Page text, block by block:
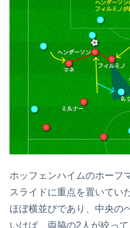
ホッフェンハイムのホーフ
スライドに重点を置いてい
ほぼ横並びであり、中央の
いけば、両脇の2人が絞っ